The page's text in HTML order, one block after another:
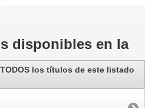
disponibles en la
los títulos de este listado